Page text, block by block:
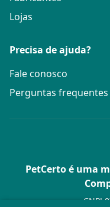
Lojas
Precisa de ajuda?
Fale conosco
Perguntas frequentes
PetCerto é uma
CNPJ